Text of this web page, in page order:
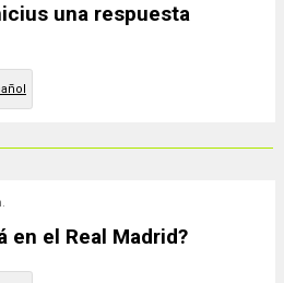
una respuesta
en el Real Madrid?